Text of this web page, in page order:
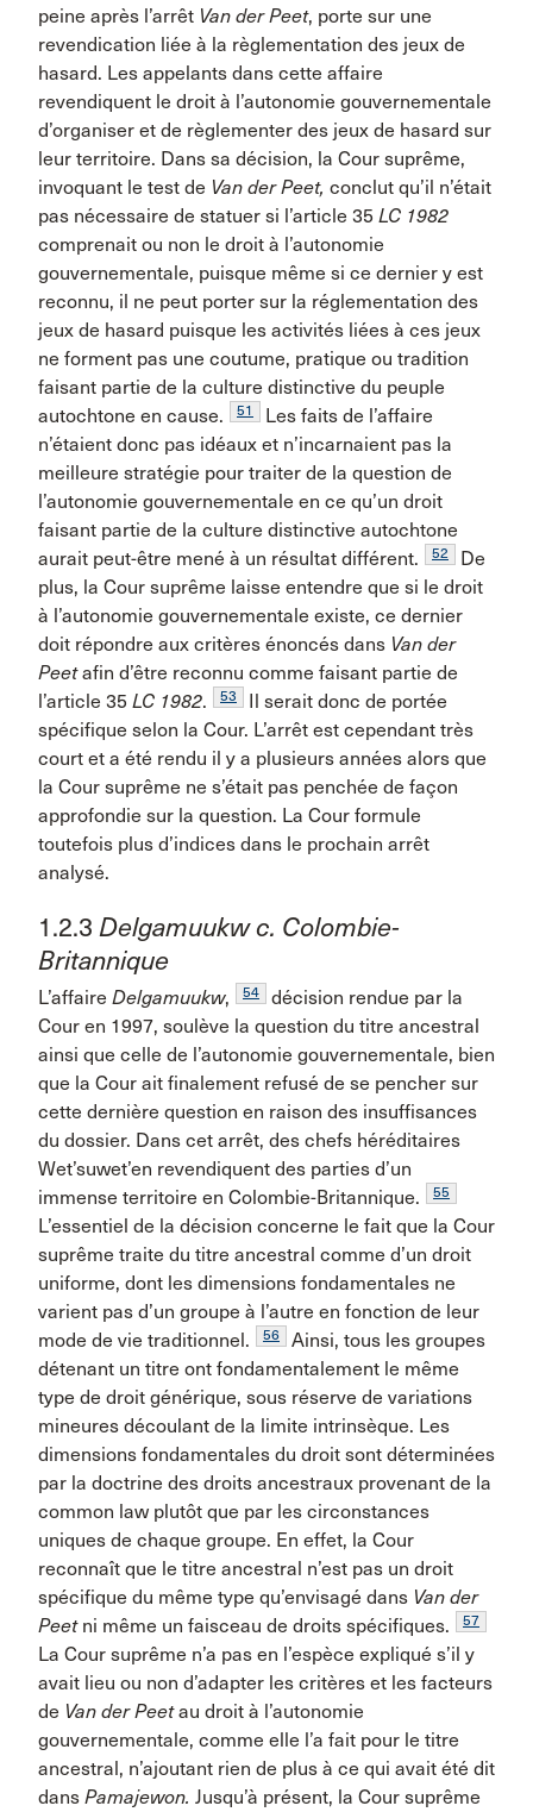
peine après l’arrêt Van der Peet, porte sur une
revendication liée à la règlementation des jeux de
hasard. Les appelants dans cette affaire
revendiquent le droit à l’autonomie gouvernementale
d’organiser et de règlementer des jeux de hasard sur
leur territoire. Dans sa décision, la Cour suprême,
invoquant le test de Van der Peet, conclut qu’il n’était
pas nécessaire de statuer si l’article 35 LC 1982
comprenait ou non le droit à l’autonomie
gouvernementale, puisque même si ce dernier y est
reconnu, il ne peut porter sur la réglementation des
jeux de hasard puisque les activités liées à ces jeux
ne forment pas une coutume, pratique ou tradition
faisant partie de la culture distinctive du peuple
autochtone en cause.
51
Les faits de l’affaire
n’étaient donc pas idéaux et n’incarnaient pas la
meilleure stratégie pour traiter de la question de
l’autonomie gouvernementale en ce qu’un droit
faisant partie de la culture distinctive autochtone
aurait peut-être mené à un résultat différent.
52
De
plus, la Cour suprême laisse entendre que si le droit
à l’autonomie gouvernementale existe, ce dernier
doit répondre aux critères énoncés dans Van der
Peetafin d’être reconnu comme faisant partie de
l’article 35 LC 1982. 53
Il serait donc de portée
spécifique selon la Cour. L’arrêt est cependant très
court et a été rendu il y a plusieurs années alors que
la Cour suprême ne s’était pas penchée de façon
approfondie sur la question. La Cour formule
toutefois plus d’indices dans le prochain arrêt
analysé.
1.2.3 Delgamuukw c. Colombie-
Britannique
L’affaire Delgamuukw, 54
décision rendue par la
Cour en 1997, soulève la question du titre ancestral
ainsi que celle de l’autonomie gouvernementale, bien
que la Cour ait finalement refusé de se pencher sur
cette dernière question en raison des insuffisances
du dossier. Dans cet arrêt, des chefs héréditaires
Wet’suwet’en revendiquent des parties d’un
immense territoire en Colombie-Britannique.
55
L’essentiel de la décision concerne le fait que la Cour
suprême traite du titre ancestral comme d’un droit
uniforme, dont les dimensions fondamentales ne
varient pas d’un groupe à l’autre en fonction de leur
mode de vie traditionnel.
56
Ainsi, tous les groupes
détenant un titre ont fondamentalement le même
type de droit générique, sous réserve de variations
mineures découlant de la limite intrinsèque. Les
dimensions fondamentales du droit sont déterminées
par la doctrine des droits ancestraux provenant de la
common law plutôt que par les circonstances
uniques de chaque groupe. En effet, la Cour
reconnaît que le titre ancestral n’est pas un droit
spécifique du même type qu’envisagé dans Van der
Peetni même un faisceau de droits spécifiques. 57
La Cour suprême n’a pas en l’espèce expliqué s’il y
avait lieu ou non d’adapter les critères et les facteurs
de Van der Peetau droit à l’autonomie
gouvernementale, comme elle l’a fait pour le titre
ancestral, n’ajoutant rien de plus à ce qui avait été dit
dans Pamajewon. Jusqu’à présent, la Cour suprême